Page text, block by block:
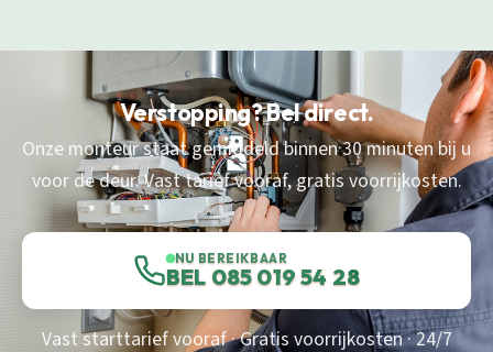
Verstopping? Bel direct.
Onze monteur staat gemiddeld binnen 30 minuten bij u
voor de deur. Vast tarief vooraf, gratis voorrijkosten.
NU BEREIKBAAR
BEL 085 019 54 28
Vast starttarief vooraf · Gratis voorrijkosten · 24/7